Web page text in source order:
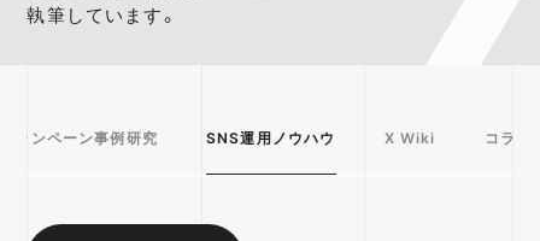
執筆しています。
キャンペーン事例研究 SNS運用ノウハウ X Wiki コラム